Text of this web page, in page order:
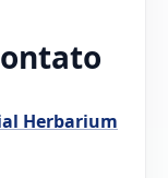
Herbarium